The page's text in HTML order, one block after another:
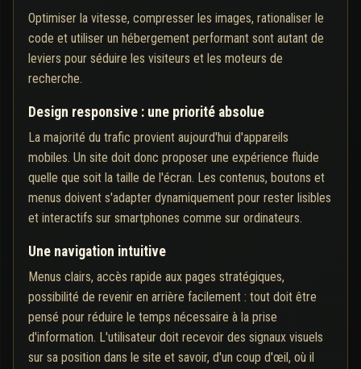
Optimiser la vitesse, compresser les images, rationaliser le
code et utiliser un hébergement performant sont autant de
leviers pour séduire les visiteurs et les moteurs de
recherche.
Design responsive : une priorité absolue
La majorité du trafic provient aujourd'hui d'appareils
mobiles. Un site doit donc proposer une expérience fluide
quelle que soit la taille de l'écran. Les contenus, boutons et
menus doivent s'adapter dynamiquement pour rester lisibles
et interactifs sur smartphones comme sur ordinateurs.
Une navigation intuitive
Menus clairs, accès rapide aux pages stratégiques,
possibilité de revenir en arrière facilement : tout doit être
pensé pour réduire le temps nécessaire à la prise
d'information. L'utilisateur doit recevoir des signaux visuels
sur sa position dans le site et savoir, d'un coup d'œil, où il